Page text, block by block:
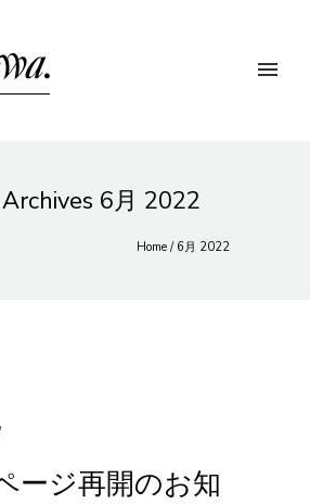
6月 2022
Home / 6月 2022
ージ再開のお知